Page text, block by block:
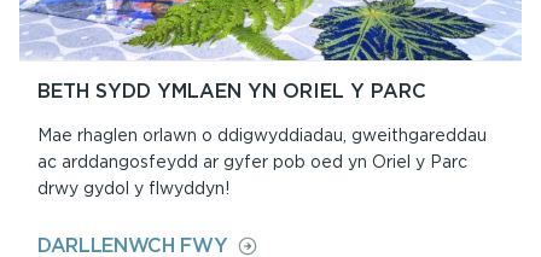
BETH SYDD YMLAEN YN ORIEL Y PARC
Mae rhaglen orlawn o ddigwyddiadau, gweithgareddau
ac arddangosfeydd ar gyfer pob oed yn Oriel y Parc
drwy gydol y flwyddyn!
DARLLENWCH FWYON